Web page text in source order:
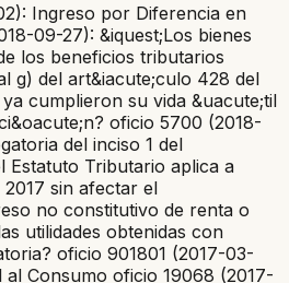
Ingreso por Diferencia en
09-27): &iquest;Los bienes
los beneficios tributarios
g) del art&iacute;culo 428 del
cumplieron su vida &uacute;til
oficio 5700 (2018-
del inciso 1 del
Estatuto Tributario aplica a
sin afectar el
no constitutivo de renta o
utilidades obtenidas con
oficio 901801 (2017-03-
Consumo oficio 19068 (2017-